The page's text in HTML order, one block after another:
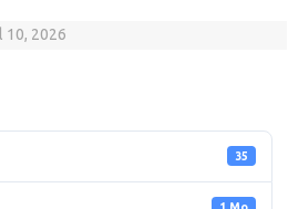
10, 2026
35